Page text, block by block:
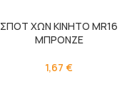
ΣΠΟΤ ΧΩΝ ΚΙΝΗΤΟ MR16
ΜΠΡΟΝΖΕ
1,67 €